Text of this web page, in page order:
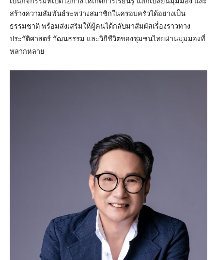
สร้างความสัมพันธ์ระหว่างสมาชิกในครอบครัวได้อย่างเป็น
ธรรมชาติ พร้อมส่งเสริมให้ผู้คนได้กลับมาสัมผัสเรื่องราวทาง
ประวัติศาสตร์ วัฒนธรรม และวิถีชีวิตของชุมชนไทยผ่านมุมมองที่
หลากหลาย